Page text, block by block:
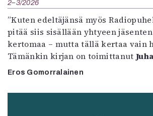
2–3/2026
”Kuten edeltäjänsä myös
pitää siis sisällään yhtyeen
kertomaa – mutta tällä kertaa vain
Tämänkin kirjan on toimittanut
Eros Gomorralainen